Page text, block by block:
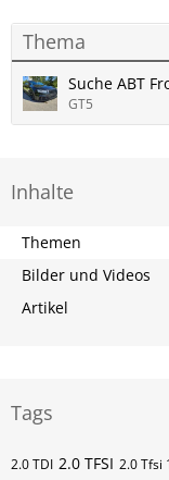
Thema
Suche ABT
GT5
Inhalte
Themen
Bilder und Videos
Artikel
Tags
2.0 TDI 2.0 TFSI 2.0 Tfsi